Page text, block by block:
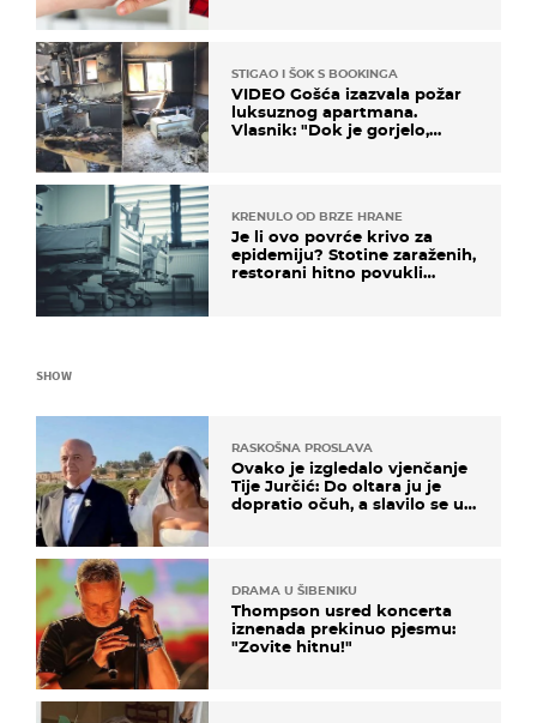
STIGAO I ŠOK S BOOKINGA
VIDEO Gošća izazvala požar
luksuznog apartmana.
Vlasnik: "Dok je gorjelo,
KRENULO OD BRZE HRANE
Je li ovo povrće krivo za
epidemiju? Stotine zaraženih,
restorani hitno povukli
SHOW
RASKOŠNA PROSLAVA
Ovako je izgledalo vjenčanje
Tije Jurčić: Do oltara ju je
dopratio očuh, a slavilo se uz
DRAMA U ŠIBENIKU
Thompson usred koncerta
iznenada prekinuo pjesmu:
"Zovite hitnu!"